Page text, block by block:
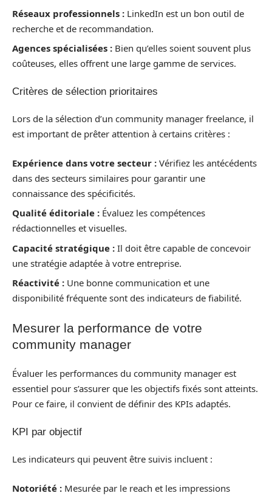
Réseaux professionnels : LinkedIn est un bon outil de
recherche et de recommandation.
Agences spécialisées : Bien qu’elles soient souvent plus
coûteuses, elles offrent une large gamme de services.
Critères de sélection prioritaires
Lors de la sélection d’un community manager freelance, il
est important de prêter attention à certains critères :
Expérience dans votre secteur : Vérifiez les antécédents
dans des secteurs similaires pour garantir une
connaissance des spécificités.
Qualité éditoriale : Évaluez les compétences
rédactionnelles et visuelles.
Capacité stratégique : Il doit être capable de concevoir
une stratégie adaptée à votre entreprise.
Réactivité : Une bonne communication et une
disponibilité fréquente sont des indicateurs de fiabilité.
Mesurer la performance de votre
community manager
Évaluer les performances du community manager est
essentiel pour s’assurer que les objectifs fixés sont atteints.
Pour ce faire, il convient de définir des KPIs adaptés.
KPI par objectif
Les indicateurs qui peuvent être suivis incluent :
Notoriété : Mesurée par le reach et les impressions